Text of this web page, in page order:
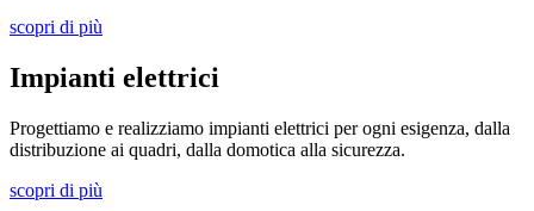
scopri di più
Impianti elettrici
Progettiamo e realizziamo impianti elettrici per ogni esigenza, dalla
distribuzione ai quadri, dalla domotica alla sicurezza.
scopri di più